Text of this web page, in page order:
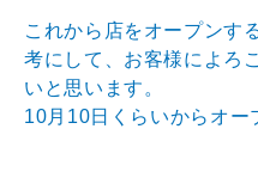
これから店をオープンす
考にして、お客様によろ
いと思います。
10月10日くらいからオー